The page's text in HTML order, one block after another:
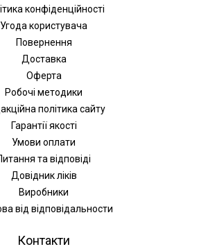
конфіденційності
Угода користувача
Повернення
Доставка
Оферта
Робочі методики
політика сайту
Гарантії якості
Умови оплати
та відповіді
Довідник ліків
Виробники
від відповідальности
Контакти